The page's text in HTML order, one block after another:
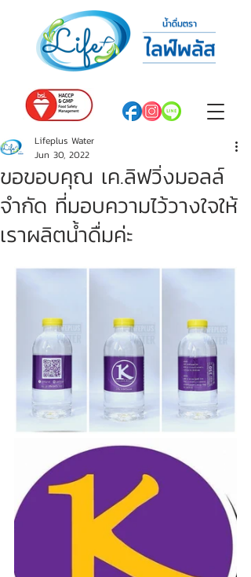
ขอขอบคุณ เค.ลิฟวิ่งมอลล์
จำกัด ที่มอบความไว้วางใจให้
เราผลิตน้ำดื่มค่ะ
Lifeplus Water
Jun 30, 2022